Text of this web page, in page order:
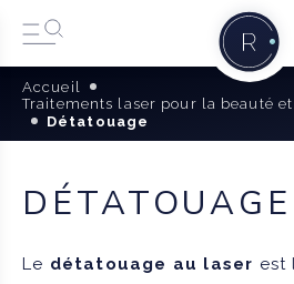
Accueil
Traitements laser pour la beauté
Détatouage
DÉTATOUAGE
Le détatouage au laser est